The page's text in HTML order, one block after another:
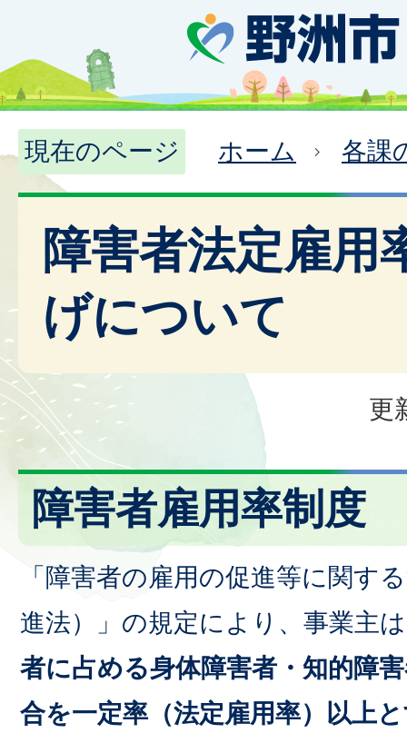
現在のページ ホーム 各課
障害者法定雇用
げについて
更
障害者雇用率制度
「障害者の雇用の促進等に関す
進法）」の規定により、事業主
者に占める身体障害者・知的障
合を一定率（法定雇用率）以上